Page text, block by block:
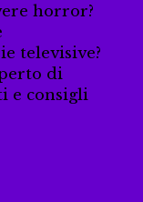
horror?
televisive?
di
e consigli